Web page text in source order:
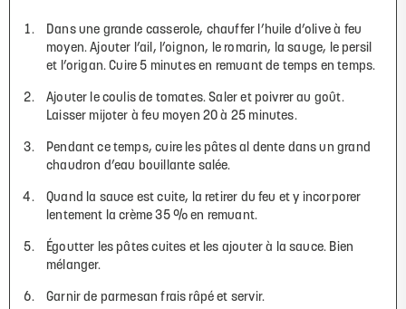
Dans une grande casserole, chauffer l’huile d’olive à feu
moyen. Ajouter l’ail, l’oignon, le romarin, la sauge, le persil
et l’origan. Cuire 5 minutes en remuant de temps en temps.
Ajouter le coulis de tomates. Saler et poivrer au goût.
Laisser mijoter à feu moyen 20 à 25 minutes.
Pendant ce temps, cuire les pâtes al dente dans un grand
chaudron d’eau bouillante salée.
Quand la sauce est cuite, la retirer du feu et y incorporer
lentement la crème 35 % en remuant.
Égoutter les pâtes cuites et les ajouter à la sauce. Bien
mélanger.
Garnir de parmesan frais râpé et servir.